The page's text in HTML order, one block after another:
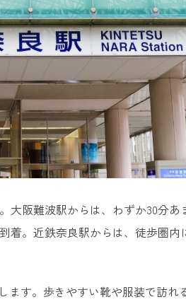
阪難波駅からは、わずか30分
着。近鉄奈良駅からは、徒歩圏
す。歩きやすい靴や服装で訪れ